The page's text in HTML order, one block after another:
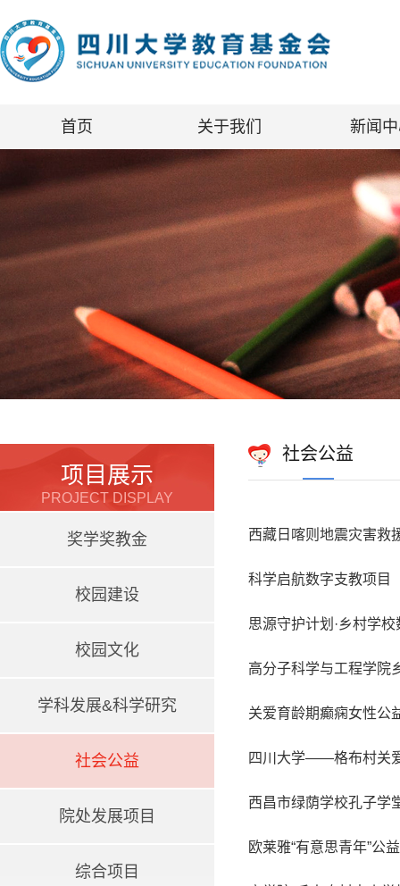
首页 关于我们 新闻
项目展示
PROJECT DISPLAY
奖学奖教金
校园建设
校园文化
学科发展&科学研究
社会公益
院处发展项目
综合项目
社会公益
西藏日喀则地震灾害救
科学启航数字支教项目
思源守护计划·乡村学
高分子科学与工程学院
关爱育龄期癫痫女性公
四川大学——格布村关
西昌市绿荫学校孔子学
欧莱雅“有意思青年”公